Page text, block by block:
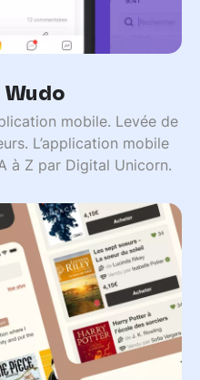
Wudo
mobile. Levée de
L’application mobile
à Z par Digital Unicorn.